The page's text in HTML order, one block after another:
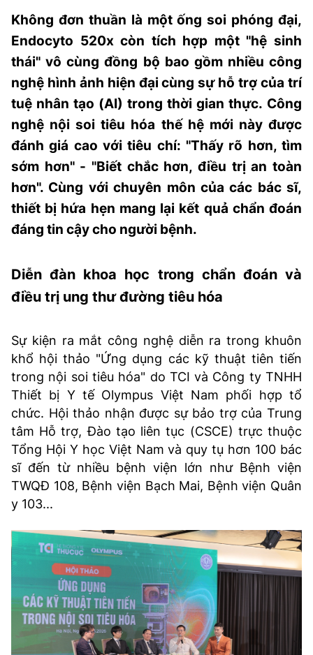
Không đơn thuần là một ống soi phóng đại,
Endocyto 520x còn tích hợp một "hệ sinh
thái" vô cùng đồng bộ bao gồm nhiều công
nghệ hình ảnh hiện đại cùng sự hỗ trợ của trí
tuệ nhân tạo (AI) trong thời gian thực. Công
nghệ nội soi tiêu hóa thế hệ mới này được
đánh giá cao với tiêu chí: "Thấy rõ hơn, tìm
sớm hơn"- "Biết chắc hơn, điều trị an toàn
hơn". Cùng với chuyên môn của các bác sĩ,
thiết bị hứa hẹn mang lại kết quả chẩn đoán
đáng tin cậy cho người bệnh.
Diễn đàn khoa học trong chẩn đoán và
điều trị ung thư đường tiêu hóa
Sự kiện ra mắt công nghệ diễn ra trong khuôn
khổ hội thảo "Ứng dụng các kỹ thuật tiên tiến
trong nội soi tiêu hóa" do TCI và Công ty TNHH
Thiết bị Y tế Olympus Việt Nam phối hợp tổ
chức. Hội thảo nhận được sự bảo trợ của Trung
tâm Hỗ trợ, Đào tạo liên tục (CSCE) trực thuộc
Tổng Hội Y học Việt Nam và quy tụ hơn 100 bác
sĩ đến từ nhiều bệnh viện lớn như Bệnh viện
TWQĐ 108, Bệnh viện Bạch Mai, Bệnh viện Quân
y 103...